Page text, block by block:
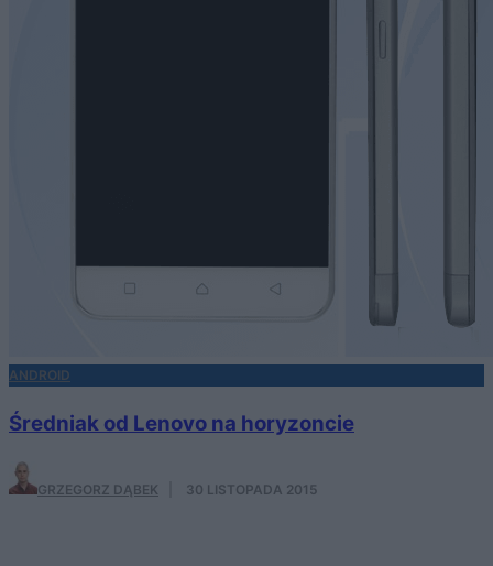
ANDROID
Średniak od Lenovo na horyzoncie
GRZEGORZ DĄBEK 30 LISTOPADA 2015